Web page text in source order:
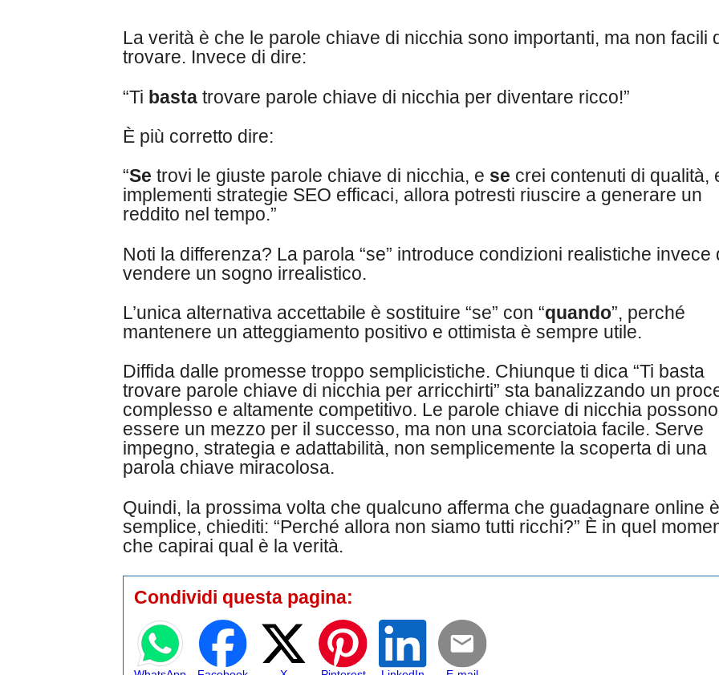
La verità è che le parole chiave di nicchia sono importanti, ma non facili
trovare. Invece di dire:
“Ti bastatrovare parole chiave di nicchia per diventare ricco!”
È più corretto dire:
“Se trovi le giuste parole chiave di nicchia, e se crei contenuti di qualità,
implementi strategie SEO efficaci, allora potresti riuscire a generare un
reddito nel tempo.”
Noti la differenza? La parola “se” introduce condizioni realistiche invece
vendere un sogno irrealistico.
L’unica alternativa accettabile è sostituire “se” con “quando”, perché
mantenere un atteggiamento positivo e ottimista è sempre utile.
Diffida dalle promesse troppo semplicistiche. Chiunque ti dica “Ti basta
trovare parole chiave di nicchia per arricchirti” sta banalizzando un
complesso e altamente competitivo. Le parole chiave di nicchia possono
essere un mezzo per il successo, ma non una scorciatoia facile. Serve
impegno, strategia e adattabilità, non semplicemente la scoperta di una
parola chiave miracolosa.
Quindi, la prossima volta che qualcuno afferma che guadagnare online è
semplice, chiediti: “Perché allora non siamo tutti ricchi?” È in quel
che capirai qual è la verità.
Condividi questa pagina: